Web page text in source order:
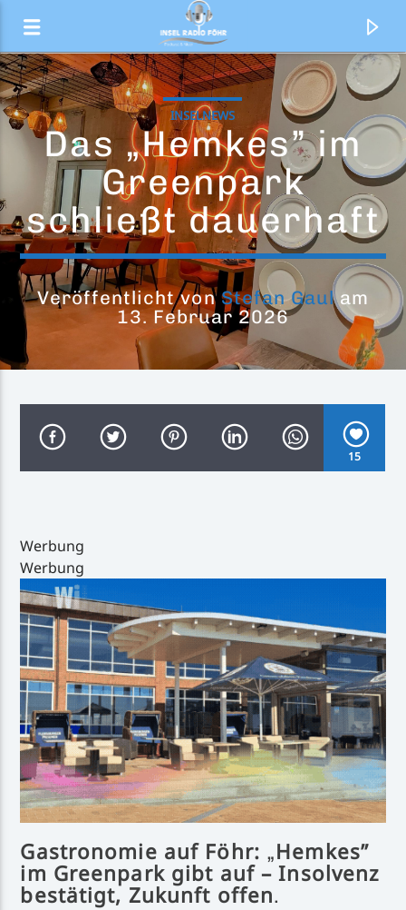
Aktueller Titel
Wind vun achtern
Handystream
INSELNEWS
Das „Hemkes” im
Greenpark
schließt dauerhaft
Veröffentlicht vonStefan Gaulam
13. Februar 2026
15
Werbung
Werbung
Gastronomie auf Föhr: „Hemkes”
im Greenpark gibt auf – Insolvenz
bestätigt, Zukunft offen.